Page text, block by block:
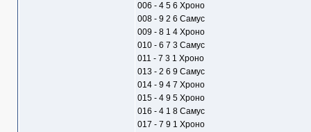
006 - 4 5 6 Хроно
008 - 9 2 6 Самус
009 - 8 1 4 Хроно
010 - 6 7 3 Самус
011 - 7 3 1 Хроно
013 - 2 6 9 Самус
014 - 9 4 7 Хроно
015 - 4 9 5 Хроно
016 - 4 1 8 Самус
017 - 7 9 1 Хроно